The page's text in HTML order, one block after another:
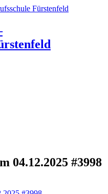
04.12.2025 #3998